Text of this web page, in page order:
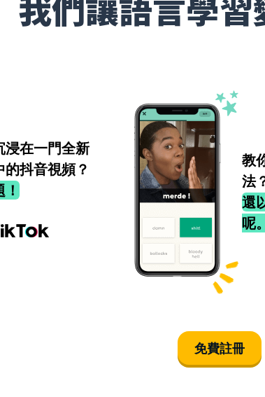
我們讓語言學習
浸在一門全新
的抖音視頻？
！
教
法
還
呢
免費註冊